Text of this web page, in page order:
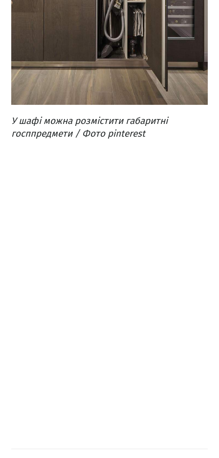
У шафі можна розмістити габаритні
госппредмети / Фото pinterest